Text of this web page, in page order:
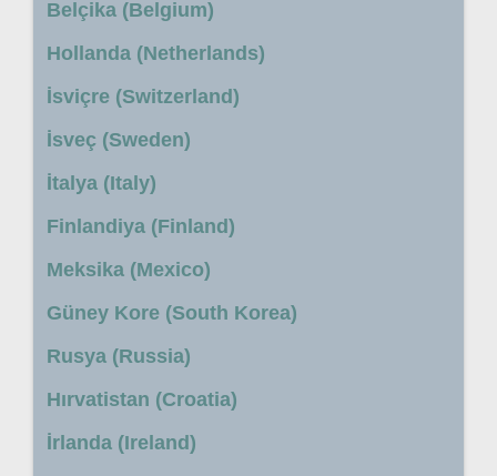
Belçika (Belgium)
Hollanda (Netherlands)
İsviçre (Switzerland)
İsveç (Sweden)
İtalya (Italy)
Finlandiya (Finland)
Meksika (Mexico)
Güney Kore (South Korea)
Rusya (Russia)
Hırvatistan (Croatia)
İrlanda (Ireland)